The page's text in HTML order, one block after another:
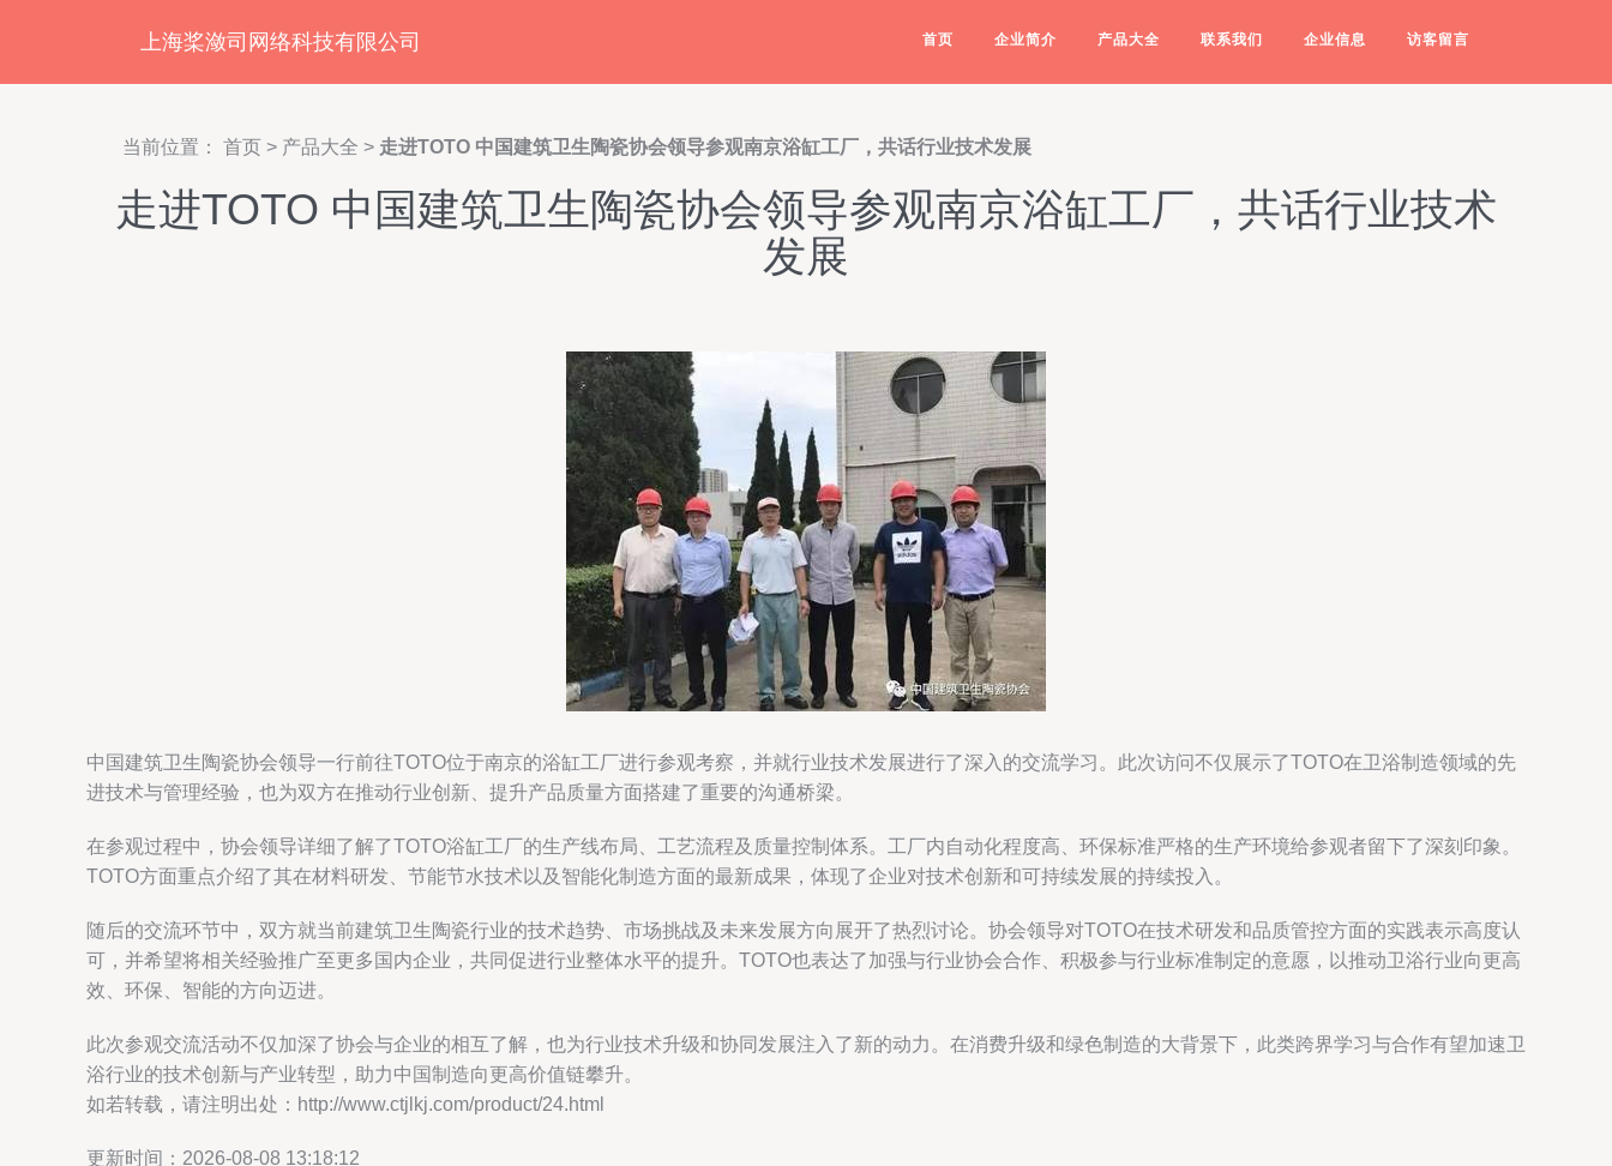
上海桨潋司网络科技有限公司 首页 企业简介 产品大全 联系我们 企业信息 访客留言
当前位置： 首页 > 产品大全 > 走进TOTO 中国建筑卫生陶瓷协会领导参观南京浴缸工厂，共话行业技术发展
走进TOTO 中国建筑卫生陶瓷协会领导参观南京浴缸工厂，共话行业技术
发展
中国建筑卫生陶瓷协会领导一行前往TOTO位于南京的浴缸工厂进行参观考察，并就行业技术发展进行了深入的交流学习。此次访问不仅展示了TOTO在卫浴制造领域的先
进技术与管理经验，也为双方在推动行业创新、提升产品质量方面搭建了重要的沟通桥梁。
在参观过程中，协会领导详细了解了TOTO浴缸工厂的生产线布局、工艺流程及质量控制体系。工厂内自动化程度高、环保标准严格的生产环境给参观者留下了深刻印象。
TOTO方面重点介绍了其在材料研发、节能节水技术以及智能化制造方面的最新成果，体现了企业对技术创新和可持续发展的持续投入。
随后的交流环节中，双方就当前建筑卫生陶瓷行业的技术趋势、市场挑战及未来发展方向展开了热烈讨论。协会领导对TOTO在技术研发和品质管控方面的实践表示高度认
可，并希望将相关经验推广至更多国内企业，共同促进行业整体水平的提升。TOTO也表达了加强与行业协会合作、积极参与行业标准制定的意愿，以推动卫浴行业向更高
效、环保、智能的方向迈进。
此次参观交流活动不仅加深了协会与企业的相互了解，也为行业技术升级和协同发展注入了新的动力。在消费升级和绿色制造的大背景下，此类跨界学习与合作有望加速卫
浴行业的技术创新与产业转型，助力中国制造向更高价值链攀升。
如若转载，请注明出处：http://www.ctjlkj.com/product/24.html
更新时间：2026-08-08 13:18:12